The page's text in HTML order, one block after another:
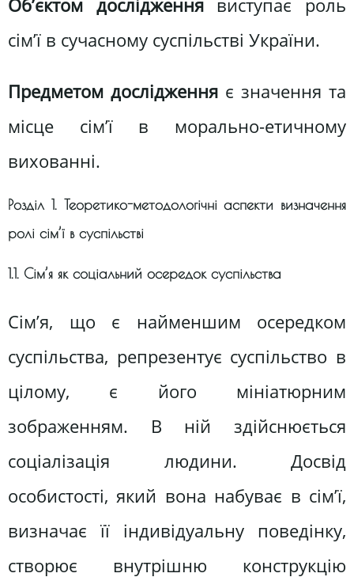
сім’ї в сучасному суспільстві України.
Предметом дослідження є значення та
місце сім’ї в морально-етичному
вихованні.
Розділ 1. Теоретико-методологічні аспекти визначення
ролі сім’ї в суспільстві
1.1. Сім’я як соціальний осередок суспільства
Сім’я, що є найменшим осередком
суспільства, репрезентує суспільство в
цілому, є його мініатюрним
зображенням. В ній здійснюється
соціалізація людини. Досвід
особистості, який вона набуває в сім’ї,
визначає її індивідуальну поведінку,
створює внутрішню конструкцію